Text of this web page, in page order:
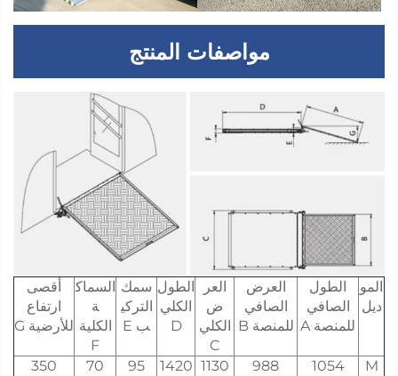
مواصفات المنتج
المو
ديل
الطول
الصافي
للمنصة A
العرض
الصافي
للمنصة B
العر
ض
الكلي
C
الطول
الكلي
D
سمك
التركي
ب E
السماك
ة
الكلية
F
أقصى
ارتفاع
للأرضية G
M
1054
988
1130
1420
95
70
350